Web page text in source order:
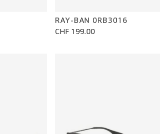
RAY-BAN 0RB3016
CHF 199.00